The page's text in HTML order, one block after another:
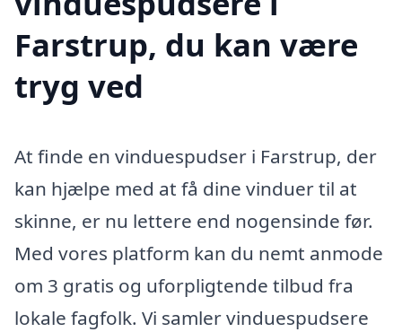
Farstrup, du kan være
tryg ved
At finde en vinduespudser i Farstrup, der
kan hjælpe med at få dine vinduer til at
skinne, er nu lettere end nogensinde før.
Med vores platform kan du nemt anmode
om 3 gratis og uforpligtende tilbud fra
lokale fagfolk. Vi samler vinduespudsere